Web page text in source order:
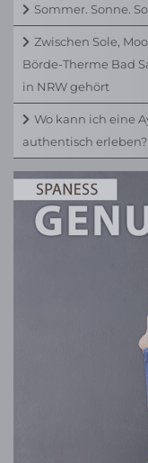
Sommer. Sonne.
Zwischen Sole,
Börde-Therme Bad
in NRW gehört
Wo kann ich eine
authentisch erleben?